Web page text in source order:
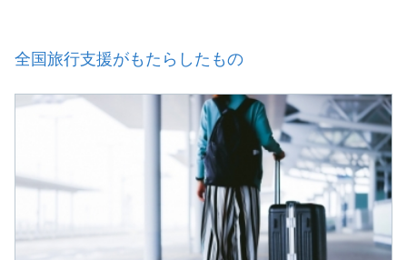
全国旅行支援がもたらしたもの